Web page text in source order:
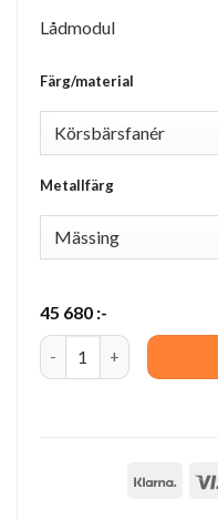
Lådmodul
Färg/material
Metallfärg
45 680 :-
KA72 742 quantity